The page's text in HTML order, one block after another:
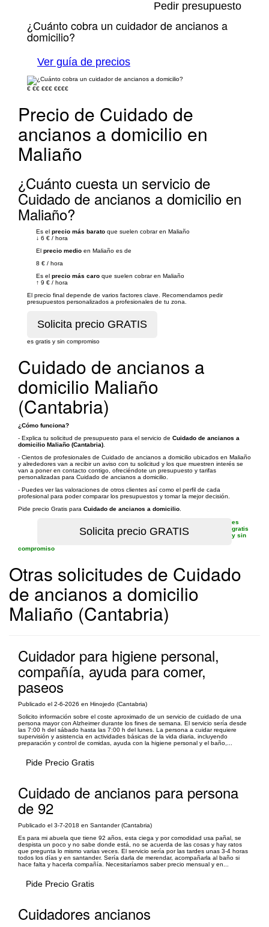
Pedir presupuesto
¿Cuánto cobra un cuidador de ancianos a
domicilio?
Ver guía de precios
€ €€ €€€ €€€€
Precio de Cuidado de
ancianos a domicilio en
Maliaño
¿Cuánto cuesta un servicio de
Cuidado de ancianos a domicilio en
Maliaño?
Es el precio más barato que suelen cobrar en Maliaño
↓ 6 € / hora
El precio medio en Maliaño es de
8 € / hora
Es el precio más caro que suelen cobrar en Maliaño
↑ 9 € / hora
El precio final depende de varios factores clave. Recomendamos pedir
presupuestos personalizados a profesionales de tu zona.
es gratis y sin compromiso
Cuidado de ancianos a
domicilio Maliaño
(Cantabria)
¿Cómo funciona?
- Explica tu solicitud de presupuesto para el servicio de Cuidado de ancianos a
domicilio Maliaño (Cantabria)
- Cientos de profesionales de Cuidado de ancianos a domicilio ubicados en Maliaño
y alrededores van a recibir un aviso con tu solicitud y los que muestren interés se
van a poner en contacto contigo, ofreciéndote un presupuesto y tarifas
personalizadas para Cuidado de ancianos a domicilio.
- Puedes ver las valoraciones de otros clientes así como el perfil de cada
profesional para poder comparar los presupuestos y tomar la mejor decisión.
Pide precio Gratis para Cuidado de ancianos a domicilio
es
gratis
y sin
compromiso
Otras solicitudes de Cuidado
de ancianos a domicilio
Maliaño (Cantabria)
Cuidador para higiene personal,
compañía, ayuda para comer,
paseos
Publicado el 2-6-2026 en Hinojedo (Cantabria)
Solicito información sobre el coste aproximado de un servicio de cuidado de una
persona mayor con Alzheimer durante los fines de semana. El servicio sería desde
las 7:00 h del sábado hasta las 7:00 h del lunes. La persona a cuidar requiere
supervisión y asistencia en actividades básicas de la vida diaria, incluyendo
preparación y control de comidas, ayuda con la higiene personal y el baño,...
Pide Precio Gratis
Cuidado de ancianos para persona
de 92
Publicado el 3-7-2018 en Santander (Cantabria)
Es para mi abuela que tiene 92 años, esta ciega y por comodidad usa pañal, se
despista un poco y no sabe donde está, no se acuerda de las cosas y hay ratos
que pregunta lo mismo varias veces. El servicio sería por las tardes unas 3-4 horas
todos los días y en santander. Sería darla de merendar, acompañarla al baño si
hace falta y hacerla compañía. Necesitaríamos saber precio mensual y en...
Pide Precio Gratis
Cuidadores ancianos